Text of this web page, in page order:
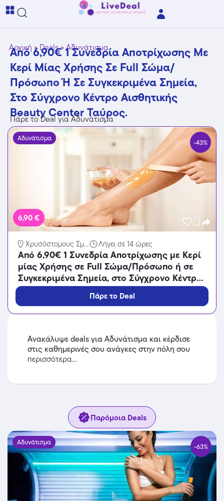
Αρχική »Deals»Αδυνάτισμα
Από 6,90€ 1 Συνεδρία Αποτρίχωσης Με
Κερί Μίας Χρήσης Σε Full Σώμα/
Πρόσωπο Ή Σε Συγκεκριμένα Σημεία,
Στο Σύγχρονο Κέντρο Αισθητικής
Beauty Center Ταύρος.
Πάρε το Deal για Αδυνάτισμα
Αδυνάτισμα -43%
6,90 €
Χρυσόστομους Σμ... Λήγει σε 14 ώρες
Από 6,90€ 1 Συνεδρία Αποτρίχωσης με Κερί
μίας Χρήσης σε Full Σώμα/Πρόσωπο ή σε
Συγκεκριμένα Σημεία, στο Σύγχρονο Κέντρο
Αισθητικής Beauty Center Ταύρος.
Πάρε το Deal
Ανακάλυψε deals για Αδυνάτισμα και κέρδισε
στις καθημερινές σου ανάγκες στην πόλη σου
περισσότερα...
Παρόμοια Deals
Αδυνάτισμα -63%